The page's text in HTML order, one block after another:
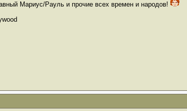
Мариус/Рауль и прочие всех времен и народов!